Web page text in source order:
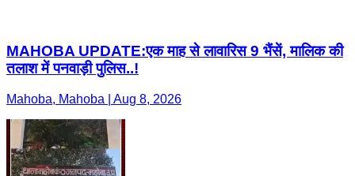
MAHOBA UPDATE:एक माह से लावारिस 9 भैंसें, मालिक की
तलाश में पनवाड़ी पुलिस..!
Mahoba, Mahoba | Aug 8, 2026